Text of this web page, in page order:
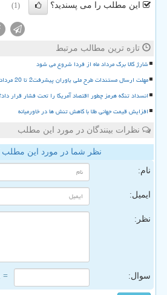
این مطلب را می پسندید؟ (1)
تازه ترین مطالب مرتبط
شارژ کالا برگ مرداد ماه از فردا شروع می شود
مهلت ارسال مستندات طرح ملی یاوران پیشرفت2 تا 20 مرداد تمدید گردید
انسداد تنگه هرمز چطور اقتصاد آمریکا را تحت فشار قرار
افزایش قیمت جهانی طلا با کاهش تنش ها در خاورمیانه
نظرات بینندگان در مورد این مطلب
نظر شما در مورد این
نام:
ایمیل:
نظر:
سوال: = ۸ بعلاوه ۳